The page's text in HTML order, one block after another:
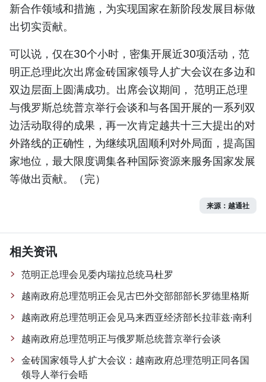
新合作领域和措施，为实现国家在新阶段发展目标做
出切实贡献。
可以说，仅在30个小时，密集开展近30项活动，范
明正总理此次出席金砖国家领导人扩大会议在多边和
双边层面上圆满成功。出席会议期间， 范明正总理
与俄罗斯总统普京举行会谈和与各国开展的一系列双
边活动取得的成果，再一次肯定越共十三大提出的对
外路线的正确性，为继续巩固顺利对外局面，提高国
家地位，最大限度调集各种国际资源来服务国家发展
等做出贡献。（完）
来源：越通社
相关资讯
范明正总理会见委内瑞拉总统马杜罗
越南政府总理范明正会见古巴外交部部部长罗德里格斯
越南政府总理范明正会见马来西亚经济部长拉菲兹·南利
越南政府总理范明正与俄罗斯总统普京举行会谈
金砖国家领导人扩大会议：越南政府总理范明正同各国
领导人举行会晤